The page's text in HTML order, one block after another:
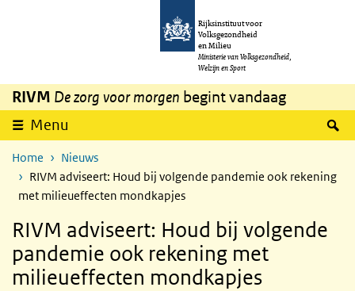
Overslaan en naar de inhoud gaan
Rijksinstituut voor
Volksgezondheid
en Milieu
Ministerie van Volksgezondheid,
Welzijn en Sport
RIVM De zorg voor morgen begint vandaag
Menu
Home
Nieuws
RIVM adviseert: Houd bij volgende pandemie ook rekening
met milieueffecten mondkapjes
RIVM adviseert: Houd bij volgende
pandemie ook rekening met
milieueffecten mondkapjes